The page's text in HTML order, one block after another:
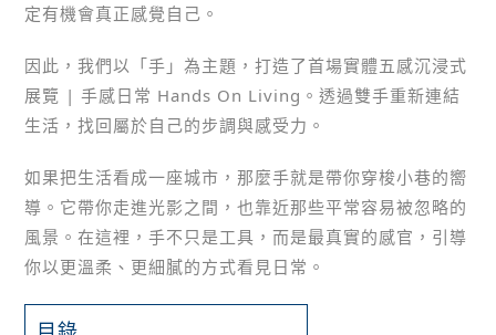
定有機會真正感覺自己。
因此，我們以「手」為主題，打造了首場實體五感沉浸式
展覽 | 手感日常 Hands On Living。透過雙手重新連結
生活，找回屬於自己的步調與感受力。
如果把生活看成一座城市，那麼手就是帶你穿梭小巷的嚮
導。它帶你走進光影之間，也靠近那些平常容易被忽略的
風景。在這裡，手不只是工具，而是最真實的感官，引導
你以更溫柔、更細膩的方式看見日常。